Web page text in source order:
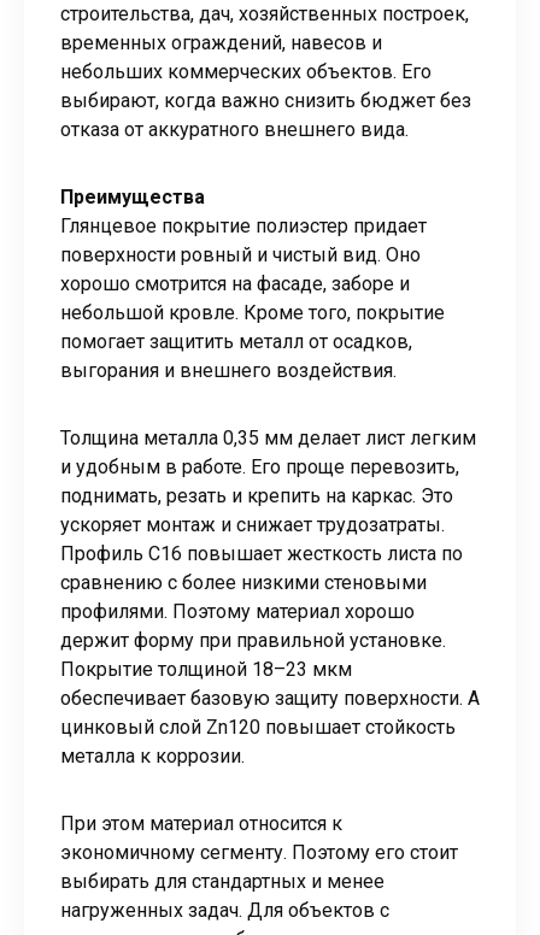
строительства, дач, хозяйственных построек,
временных ограждений, навесов и
небольших коммерческих объектов. Его
выбирают, когда важно снизить бюджет без
отказа от аккуратного внешнего вида.
Преимущества
Глянцевое покрытие полиэстер придает
поверхности ровный и чистый вид. Оно
хорошо смотрится на фасаде, заборе и
небольшой кровле. Кроме того, покрытие
помогает защитить металл от осадков,
выгорания и внешнего воздействия.
Толщина металла 0,35 мм делает лист легким
и удобным в работе. Его проще перевозить,
поднимать, резать и крепить на каркас. Это
ускоряет монтаж и снижает трудозатраты.
Профиль С16 повышает жесткость листа по
сравнению с более низкими стеновыми
профилями. Поэтому материал хорошо
держит форму при правильной установке.
Покрытие толщиной 18–23 мкм
обеспечивает базовую защиту поверхности. А
цинковый слой Zn120 повышает стойкость
металла к коррозии.
При этом материал относится к
экономичному сегменту. Поэтому его стоит
выбирать для стандартных и менее
нагруженных задач. Для объектов с